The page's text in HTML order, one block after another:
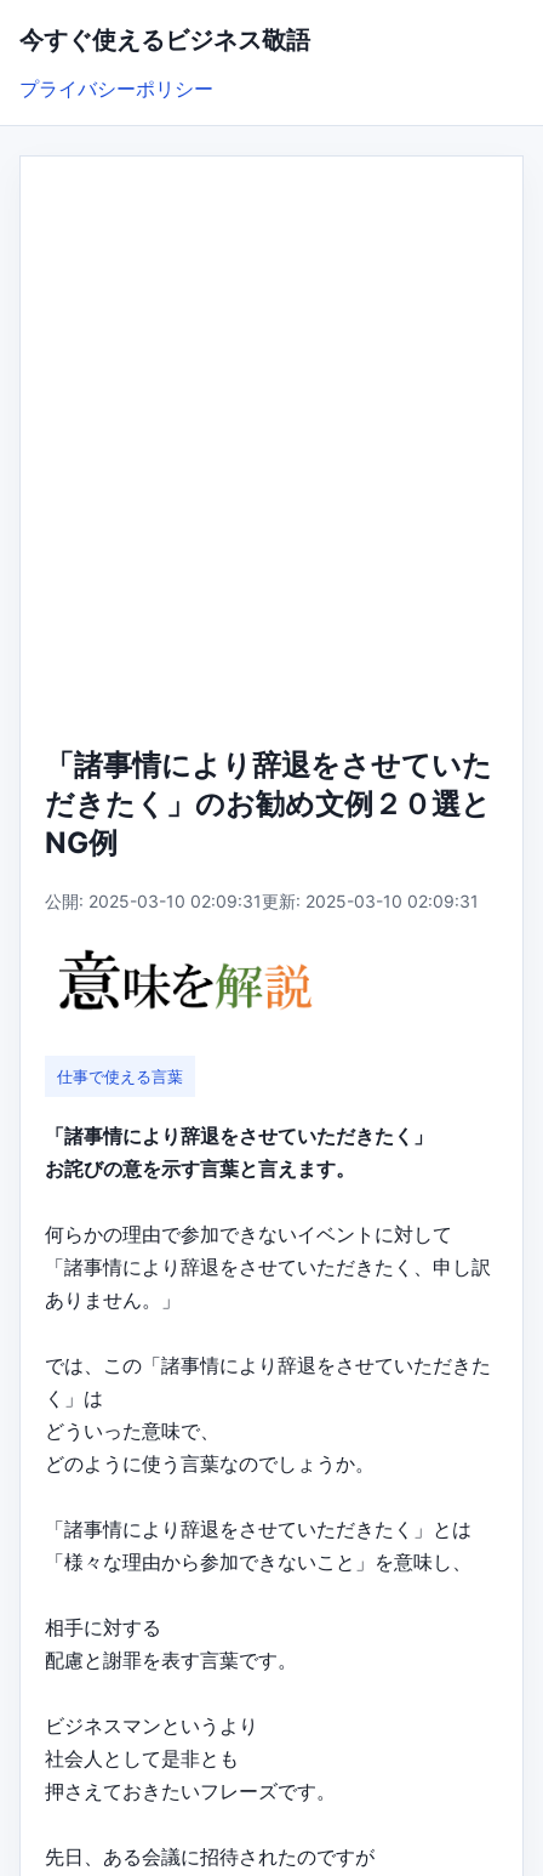
今すぐ使えるビジネス敬語
プライバシーポリシー
「諸事情により辞退をさせていた
だきたく」のお勧め文例２０選と
NG例
公開: 2025-03-10 02:09:31更新: 2025-03-10 02:09:31
仕事で使える言葉
「諸事情により辞退をさせていただきたく」
お詫びの意を示す言葉と言えます。
何らかの理由で参加できないイベントに対して
「諸事情により辞退をさせていただきたく、申し訳
ありません。」
では、この「諸事情により辞退をさせていただきた
く」は
どういった意味で、
どのように使う言葉なのでしょうか。
「諸事情により辞退をさせていただきたく」とは
「様々な理由から参加できないこと」を意味し、
相手に対する
配慮と謝罪を表す言葉です。
ビジネスマンというより
社会人として是非とも
押さえておきたいフレーズです。
先日、ある会議に招待されたのですが